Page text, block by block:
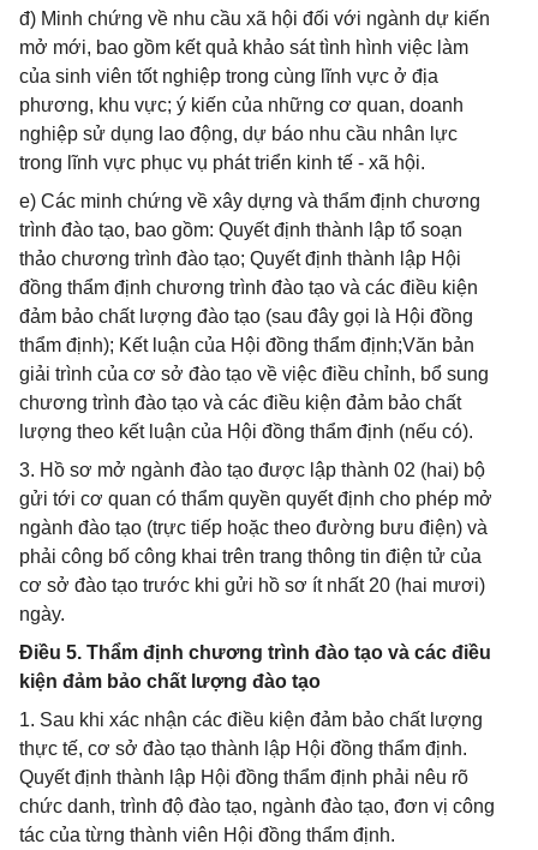
đ) Minh chứng về nhu cầu xã hội đối với ngành dự kiến
mở mới, bao gồm kết quả khảo sát tình hình việc làm
của sinh viên tốt nghiệp trong cùng lĩnh vực ở địa
phương, khu vực; ý kiến của những cơ quan, doanh
nghiệp sử dụng lao động, dự báo nhu cầu nhân lực
trong lĩnh vực phục vụ phát triển kinh tế - xã hội.
e) Các minh chứng về xây dựng và thẩm định chương
trình đào tạo, bao gồm: Quyết định thành lập tổ soạn
thảo chương trình đào tạo; Quyết định thành lập Hội
đồng thẩm định chương trình đào tạo và các điều kiện
đảm bảo chất lượng đào tạo (sau đây gọi là Hội đồng
thẩm định); Kết luận của Hội đồng thẩm định;Văn bản
giải trình của cơ sở đào tạo về việc điều chỉnh, bổ sung
chương trình đào tạo và các điều kiện đảm bảo chất
lượng theo kết luận của Hội đồng thẩm định (nếu có).
3. Hồ sơ mở ngành đào tạo được lập thành 02 (hai) bộ
gửi tới cơ quan có thẩm quyền quyết định cho phép mở
ngành đào tạo (trực tiếp hoặc theo đường bưu điện) và
phải công bố công khai trên trang thông tin điện tử của
cơ sở đào tạo trước khi gửi hồ sơ ít nhất 20 (hai mươi)
ngày.
Điều 5. Thẩm định chương trình đào tạo và các điều
kiện đảm bảo chất lượng đào tạo
1. Sau khi xác nhận các điều kiện đảm bảo chất lượng
thực tế, cơ sở đào tạo thành lập Hội đồng thẩm định.
Quyết định thành lập Hội đồng thẩm định phải nêu rõ
chức danh, trình độ đào tạo, ngành đào tạo, đơn vị công
tác của từng thành viên Hội đồng thẩm định.